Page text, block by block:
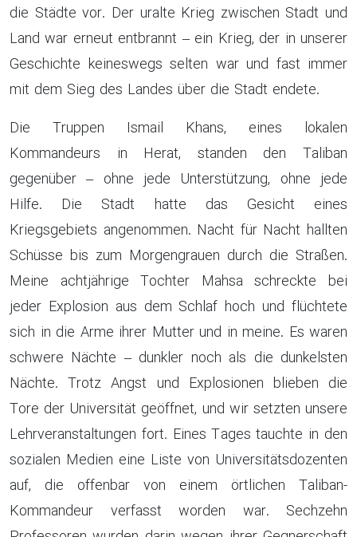
die Städte vor. Der uralte Krieg zwischen Stadt und
Land war erneut entbrannt – ein Krieg, der in unserer
Geschichte keineswegs selten war und fast immer
mit dem Sieg des Landes über die Stadt endete.
Die Truppen Ismail Khans, eines lokalen
Kommandeurs in Herat, standen den Taliban
gegenüber – ohne jede Unterstützung, ohne jede
Hilfe. Die Stadt hatte das Gesicht eines
Kriegsgebiets angenommen. Nacht für Nacht hallten
Schüsse bis zum Morgengrauen durch die Straßen.
Meine achtjährige Tochter Mahsa schreckte bei
jeder Explosion aus dem Schlaf hoch und flüchtete
sich in die Arme ihrer Mutter und in meine. Es waren
schwere Nächte – dunkler noch als die dunkelsten
Nächte. Trotz Angst und Explosionen blieben die
Tore der Universität geöffnet, und wir setzten unsere
Lehrveranstaltungen fort. Eines Tages tauchte in den
sozialen Medien eine Liste von Universitätsdozenten
auf, die offenbar von einem örtlichen Taliban-
Kommandeur verfasst worden war. Sechzehn